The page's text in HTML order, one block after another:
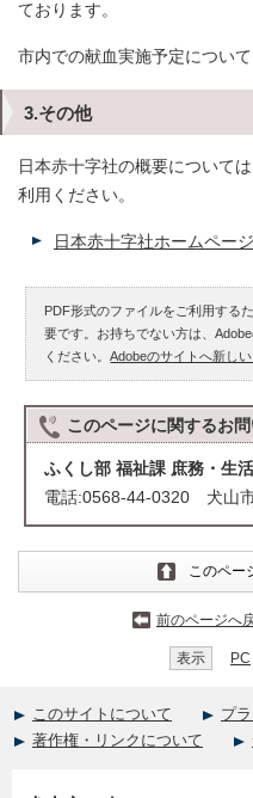
ております。
市内での献血実施予定につい
3.その他
日本赤十字社の概要について
利用ください。
日本赤十字社ホームページ
PDF形式のファイルをご利用する
要です。お持ちでない方は、
ください。Adobeのサイトへ新し
このページに関するお
ふくし部 福祉課 庶務・生
電話:0568-44-0320 犬山
このペー
前のページへ
表示 PC
このサイトについて
プ
著作権・リンクについて